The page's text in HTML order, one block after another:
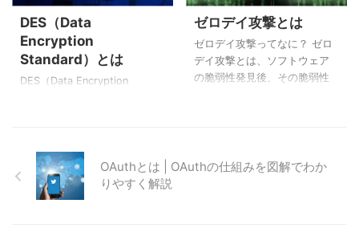
者」が用意したWebサイトだ
けではありません。安全だと
考えられる有名なサイトから
でも、ドライブバイダウンロ
ードの被害に遭うことがあり
撃をしてWeb ...
きます。 通信を暗号化するプ
ロトコルは、TLS より SSL
(Secure Sockets Layer) の方
が未だに広く普及している
が、実際はSSL は TLSの元と
DES（Data
Encryption
Standard）とは
DES（Data Encryption
式として採用された共通鍵暗
号アリゴリズムの一つです。
共通鍵暗号の特徴は「暗号
ゼロデイ攻撃とは
ゼロデイ攻撃ってなに？ ゼロ
デイ攻撃とは、ソフトウェア
の脆弱性発見後、その脆弱性
脆弱性とはプログラムの不具
OAuthとは | OAuthの仕組みを図解でわか
りやすく解説